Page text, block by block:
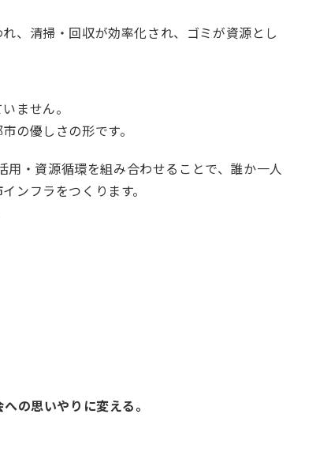
、清掃・回収が効率化され、ゴミが資源とし
ません。
の優しさの形です。
用・資源循環を組み合わせることで、誰か一人
ンフラをつくります。
の思いやりに変える。